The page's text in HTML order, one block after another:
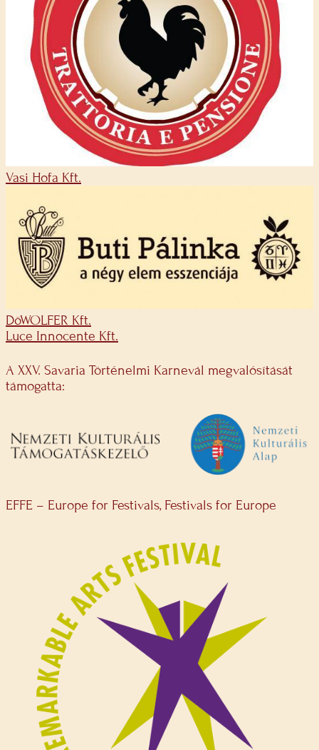
Vasi Hofa Kft.
DöWOLFER Kft.
Luce Innocente Kft.
A XXV. Savaria Történelmi Karnevál megvalósítását
támogatta:
EFFE – Europe for Festivals, Festivals for Europe